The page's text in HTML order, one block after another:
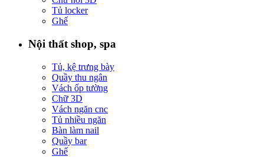
Tủ locker
Ghế
Nội thất shop, spa
Tủ, kệ trưng bày
Quầy thu ngân
Vách ốp tường
Chữ 3D
Vách ngăn cnc
Tủ nhiều ngăn
Bàn làm nail
Quầy bar
Ghế